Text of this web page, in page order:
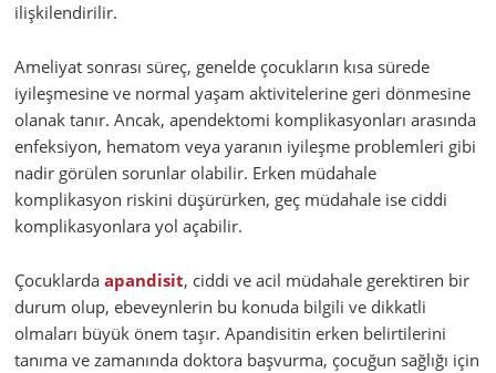
ilişkilendirilir.
Ameliyat sonrası süreç, genelde çocukların kısa sürede
iyileşmesine ve normal yaşam aktivitelerine geri dönmesine
olanak tanır. Ancak, apendektomi komplikasyonları arasında
enfeksiyon, hematom veya yaranın iyileşme problemleri gibi
nadir görülen sorunlar olabilir. Erken müdahale
komplikasyon riskini düşürürken, geç müdahale ise ciddi
komplikasyonlara yol açabilir.
Çocuklarda apandisit, ciddi ve acil müdahale gerektiren bir
durum olup, ebeveynlerin bu konuda bilgili ve dikkatli
olmaları büyük önem taşır. Apandisitin erken belirtilerini
tanıma ve zamanında doktora başvurma, çocuğun sağlığı için